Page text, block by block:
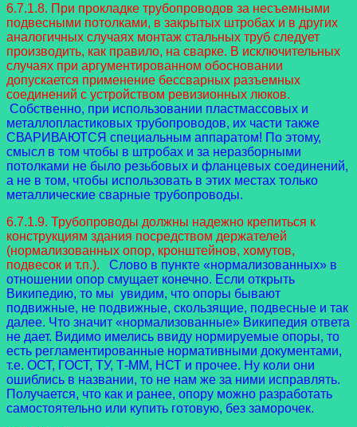
6.7.1.8. При прокладке трубопроводов за несъемными
подвесными потолками, в закрытых штробах и в других
аналогичных случаях монтаж стальных труб следует
производить, как правило, на сварке. В исключительных
случаях при аргументированном обосновании
допускается применение бессварных разъемных
соединений с устройством ревизионных люков.
Собственно, при использовании пластмассовых и
металлопластиковых трубопроводов, их части также
СВАРИВАЮТСЯ специальным аппаратом! По этому,
смысл в том чтобы в штробах и за неразборными
потолками не было резьбовых и фланцевых соединений,
а не в том, чтобы использовать в этих местах только
металлические сварные трубопроводы.
6.7.1.9. Трубопроводы должны надежно крепиться к
конструкциям здания посредством держателей
(нормализованных опор, кронштейнов, хомутов,
подвесок и т.п.).
Слово в пункте «нормализованных» в
отношении опор смущает конечно. Если открыть
Википедию, то мы увидим, что опоры бывают
подвижные, не подвижные, скользящие, подвесные и так
далее. Что значит «нормализованные» Википедия ответа
не дает. Видимо имелись ввиду нормируемые опоры, то
есть регламентированные нормативными документами,
т.е. ОСТ, ГОСТ, ТУ, Т-ММ, НСТ и прочее. Ну коли они
ошиблись в названии, то не нам же за ними исправлять.
Получается, что как и ранее, опору можно разработать
самостоятельно или купить готовую, без заморочек.